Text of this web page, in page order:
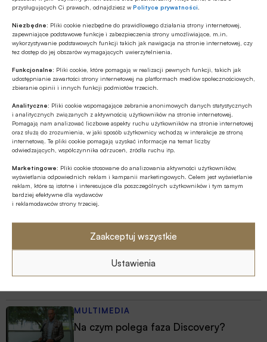
przysługujących Ci prawach, odnajdziesz wPolityce prywatności
Niezbędne: Pliki cookie niezbędne do prawidłowego działania strony internetowej,
zapewniające podstawowe funkcje i zabezpieczenia strony umożliwiające, m.in.
wykorzystywanie podstawowych funkcji takich jak nawigacja na stronie internetowej, czy
tez dostęp do jej obszarów wymagających uwierzytelnienia.
Funkcjonalne: Pliki cookie, które pomagają w realizacji pewnych funkcji, takich jak
udostępnianie zawartości strony internetowej na platformach mediów społecznościowych,
zbieranie opinii i innych funkcji podmiotów trzecich.
Analityczne: Pliki cookie wspomagające zebranie anonimowych danych statystycznych
i analitycznych związanych z aktywnością użytkowników na stronie internetowej.
Pomagają nam analizować liczbowe aspekty ruchu użytkowników na stronie internetowej
oraz służą do zrozumienia, w jaki sposób użytkownicy wchodzą w interakcje ze stroną
internetową. Te pliki cookie pomagają uzyskać informacje na temat liczby
odwiedzających, współczynnika odrzuceń, źródła ruchu itp.
Marketingowe: Pliki cookie stosowane do analizowania aktywności użytkowników,
wyświetlania odpowiednich reklam i kampanii marketingowych. Celem jest wyświetlanie
reklam, które są istotne i interesujące dla poszczególnych użytkowników i tym samym
bardziej efektywne dla wydawców
i reklamodawców strony trzeciej.
Zaakceptuj wszystkie
Ustawienia
nieruchomości mieszkaniowych, postrzeganie ich w
kapitałochłonność, nakłada na władze publiczne obowiązek
prowadzenia polityki mającej na celu wsparcie obywateli w
rozwiązywaniu problemów mieszkaniowych.
W Ministerstwie Infrastruktury i
Budownictwa zainicjowano prace nad
projektem zmian prawa użytkowania
wieczystego. Nowe przepisy dotyczyć
zlokalizowane są budynki
wielorodzinne. Z dniem 1 stycznia 2017
użytkowania wieczystego z mocy
ustawy mają przejść na własność.
Polecamy
MULTIMEDIA
Banki mogą bezpośrednio finansować
przemysł zbrojeniowy
ESG
segmentem rynku finansowania
bankowego?
PKO BP o nowych zasadach
MULTIMEDIA
Na czym polega faza Discovery?